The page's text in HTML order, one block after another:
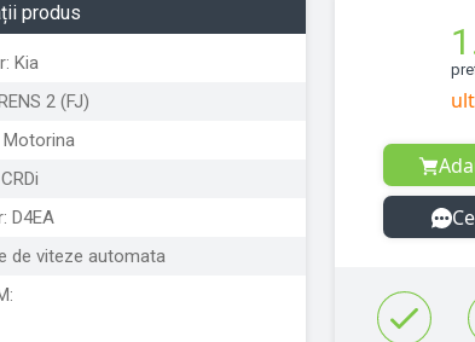
produs
Kia
2 (FJ)
D4EA
de viteze automata